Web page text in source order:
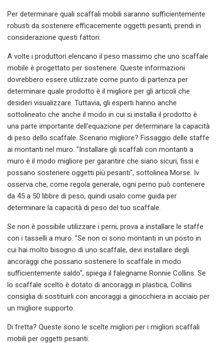
Per determinare quali scaffali mobili saranno sufficientemente
robusti da sostenere efficacemente oggetti pesanti, prendi in
considerazione questi fattori:
A volte i produttori elencano il peso massimo che uno scaffale
mobile è progettato per sostenere. Queste informazioni
dovrebbero essere utilizzate come punto di partenza per
determinare quale prodotto è il migliore per gli articoli che
desideri visualizzare. Tuttavia, gli esperti hanno anche
sottolineato che anche il modo in cui si installa il prodotto è
una parte importante dell'equazione per determinare la capacità
di peso dello scaffale. Scenario migliore? Fissaggio delle staffe
ai montanti nel muro. "Installare gli scaffali con montanti a
muro è il modo migliore per garantire che siano sicuri, fissi e
possano sostenere oggetti più pesanti", sottolinea Morse. Iv
osserva che, come regola generale, ogni perno può contenere
da 45 a 50 libbre di peso, quindi usalo come guida per
determinare la capacità di peso del tuo scaffale.
Se non è possibile utilizzare i perni, prova a installare le staffe
con i tasselli a muro. "Se non ci sono montanti in un posto in
cui hai molto bisogno di uno scaffale, devi installare degli
ancoraggi che possano sostenere lo scaffale in modo
sufficientemente saldo", spiega il falegname Ronnie Collins. Se
lo scaffale scelto è dotato di ancoraggi in plastica, Collins
consiglia di sostituirli con ancoraggi a ginocchiera in acciaio per
un migliore supporto.
Di fretta? Queste sono le scelte migliori per i migliori scaffali
mobili per oggetti pesanti: